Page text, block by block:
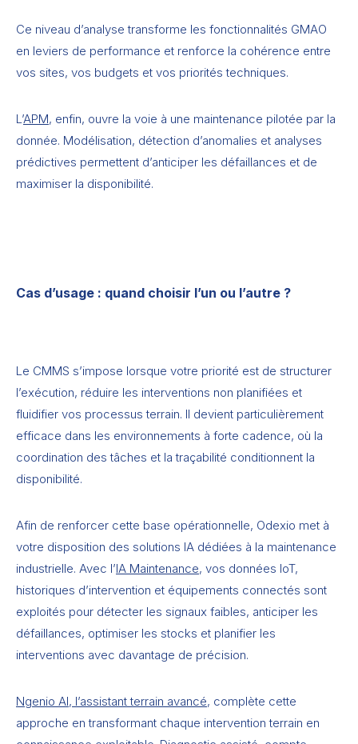
Ce niveau d’analyse transforme les fonctionnalités GMAO
en leviers de performance et renforce la cohérence entre
vos sites, vos budgets et vos priorités techniques.
L’APM, enfin, ouvre la voie à une maintenance pilotée par la
donnée. Modélisation, détection d’anomalies et analyses
prédictives permettent d’anticiper les défaillances et de
maximiser la disponibilité.
Cas d’usage : quand choisir l’un ou l’autre ?
Le CMMS s’impose lorsque votre priorité est de structurer
l’exécution, réduire les interventions non planifiées et
fluidifier vos processus terrain. Il devient particulièrement
efficace dans les environnements à forte cadence, où la
coordination des tâches et la traçabilité conditionnent la
disponibilité.
Afin de renforcer cette base opérationnelle, Odexio met à
votre disposition des solutions IA dédiées à la maintenance
industrielle. Avec l’IA Maintenance, vos données IoT,
historiques d’intervention et équipements connectés sont
exploités pour détecter les signaux faibles, anticiper les
défaillances, optimiser les stocks et planifier les
interventions avec davantage de précision.
Ngenio AI, l’assistant terrain avancé, complète cette
approche en transformant chaque intervention terrain en